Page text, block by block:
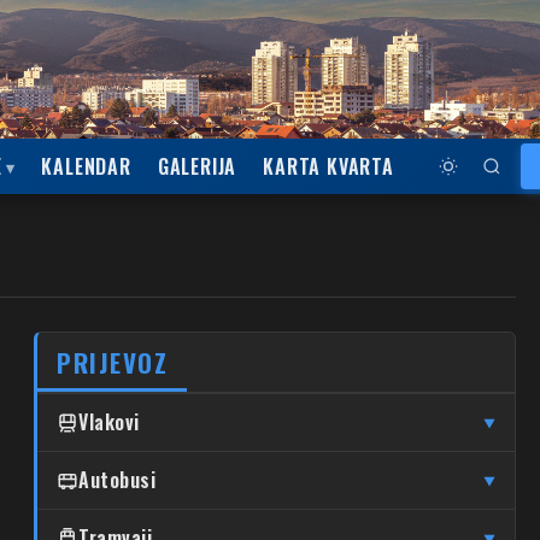
KALENDAR GALERIJA KARTA KVARTA
PRIJEVOZ
Vlakovi ▼
Čulinec Čulinec
Trnava Trnava
Autobusi ▼
DUBRAVA